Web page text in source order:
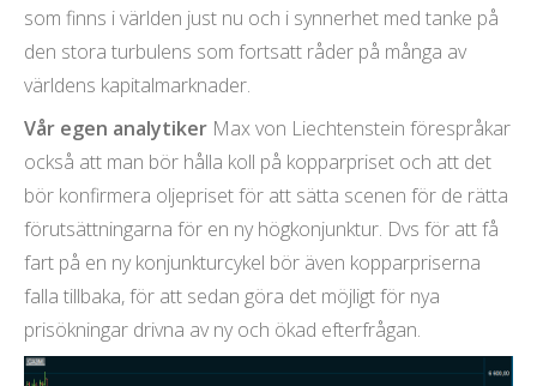
som finns i världen just nu och i synnerhet med tanke på
den stora turbulens som fortsatt råder på många av
världens kapitalmarknader.
Vår egen analytiker Max von Liechtenstein förespråkar
också att man bör hålla koll på kopparpriset och att det
bör konfirmera oljepriset för att sätta scenen för de rätta
förutsättningarna för en ny högkonjunktur. Dvs för att få
fart på en ny konjunkturcykel bör även kopparpriserna
falla tillbaka, för att sedan göra det möjligt för nya
prisökningar drivna av ny och ökad efterfrågan.